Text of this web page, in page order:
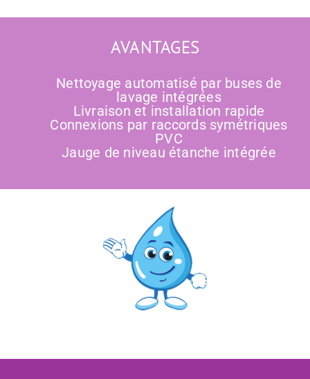
AVANTAGES
Nettoyage automatisé par buses de
lavage intégrées
Livraison et installation rapide
Connexions par raccords symétriques
PVC
Jauge de niveau étanche intégrée